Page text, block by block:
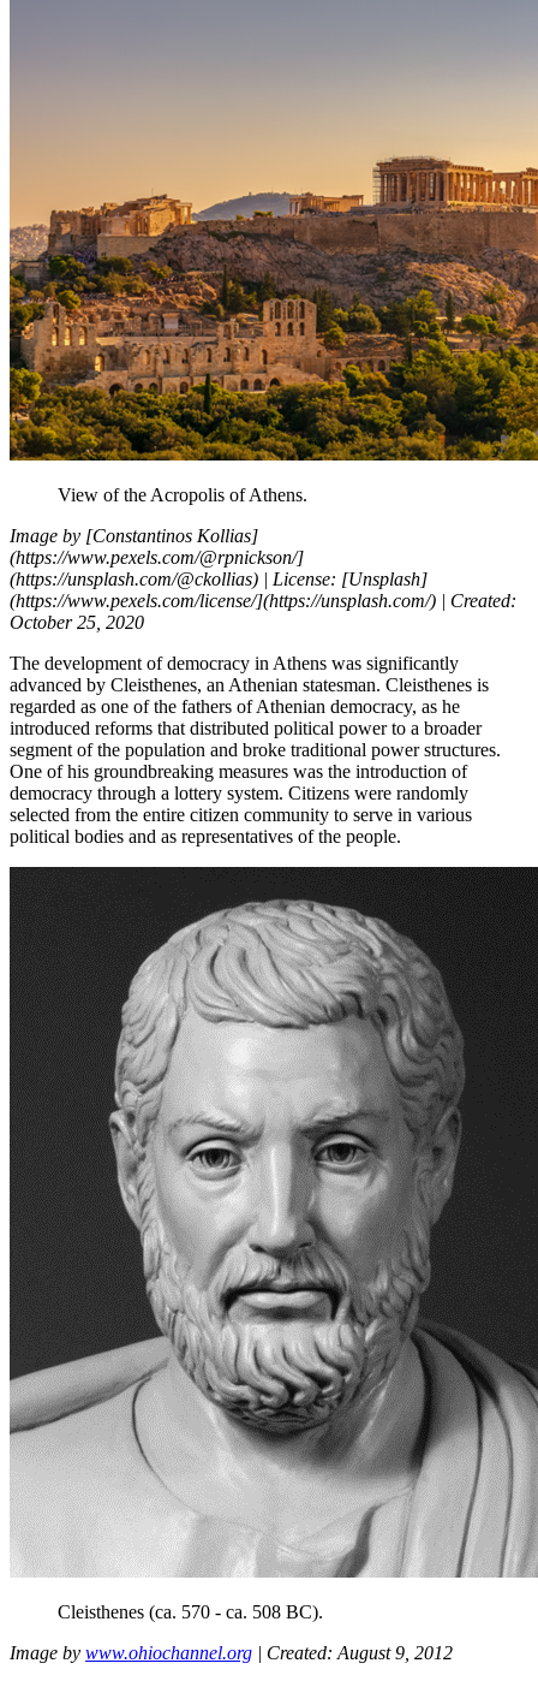
View ofthe Acropolis ofAthens.
Image by [Constantinos Kollias]
(https://www.pexels.com/@rpnickson/]
(https://unsplash.com/@ckollias) | License: [Unsplash]
(https://www.pexels.com/license/](https://unsplash.com/) | Created:
October25, 2020
The development ofdemocracy in Athens was significantly
advanced by Cleisthenes, an Athenian statesman. Cleisthenes is
regarded as one ofthe fathers ofAthenian democracy, as he
introduced reforms that distributed political power to a broader
segment ofthe population and broke traditional powerstructures.
One of his groundbreaking measures was the introduction of
democracy through a lottery system. Citizens were randomly
selected from the entire citizen community to serve in various
political bodies and as representatives ofthe people.
Cleisthenes (ca. 570 - ca. 508 BC).
Image by www.ohiochannel.org | Created: August9, 2012